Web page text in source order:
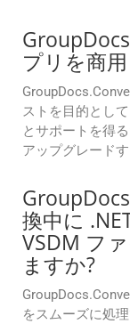
プリを商
ストを目的とし
とサポートを得
アップグレード
換中に
VSDM フ
ますか?
をスムーズに処